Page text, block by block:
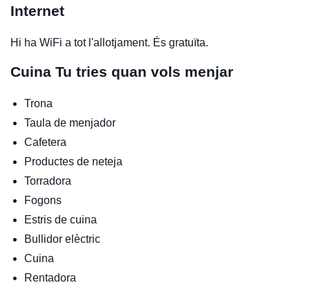
Internet
Hi ha WiFi a tot l'allotjament. És gratuïta.
Cuina Tu tries quan vols menjar
Trona
Taula de menjador
Cafetera
Productes de neteja
Torradora
Fogons
Estris de cuina
Bullidor elèctric
Cuina
Rentadora